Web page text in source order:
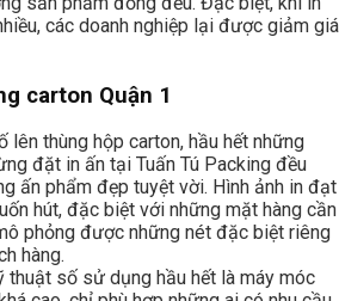
các doanh nghiệp lại được giảm giá
carton Quận 1
lên thùng hộp carton, hầu hết những
đặt in ấn tại Tuấn Tú Packing đều
ấn phẩm đẹp tuyệt vời. Hình ảnh in đạt
hút, đặc biệt với những mặt hàng cần
phỏng được những nét đặc biệt riêng
hàng.
thuật số sử dụng hầu hết là máy móc